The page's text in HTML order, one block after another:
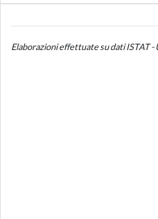
Elaborazioni effettuate su dati ISTAT